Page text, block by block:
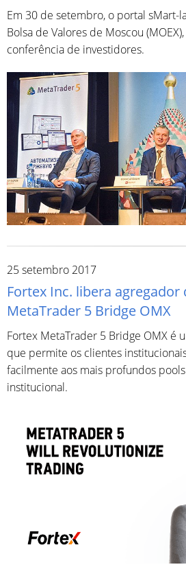
Em 30 de setembro, o portal sMart-
Bolsa de Valores de Moscou
conferência de investidores.
25 setembro 2017
Fortex Inc. libera agregador
MetaTrader 5 Bridge OMX
Fortex MetaTrader 5 Bridge OMX é
que permite os clientes
facilmente aos mais profundos
institucional.